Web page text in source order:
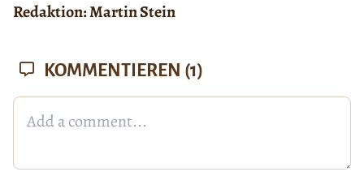
Redaktion: Martin Stein
KOMMENTIEREN (1)